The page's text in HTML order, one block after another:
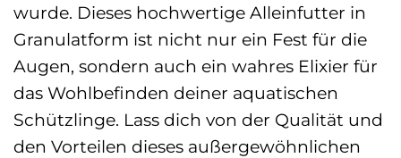
wurde. Dieses hochwertige Alleinfutter in
Granulatform ist nicht nur ein Fest für die
Augen, sondern auch ein wahres Elixier für
das Wohlbefinden deiner aquatischen
Schützlinge. Lass dich von der Qualität und
den Vorteilen dieses außergewöhnlichen